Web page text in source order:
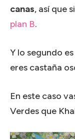
canas, así que
plan B.
Y lo segundo
eres castaña
En este caso
Verdes que